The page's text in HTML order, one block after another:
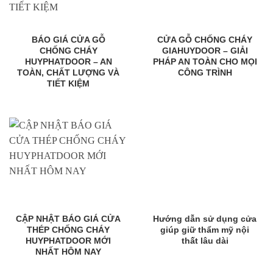
BÁO GIÁ CỬA GỖ
CHỐNG CHÁY
HUYPHATDOOR – AN
TOÀN, CHẤT LƯỢNG VÀ
TIẾT KIỆM
CỬA GỖ CHỐNG CHÁY
GIAHUYDOOR – GIẢI
PHÁP AN TOÀN CHO MỌI
CÔNG TRÌNH
CẬP NHẬT BÁO GIÁ CỬA
THÉP CHỐNG CHÁY
HUYPHATDOOR MỚI
NHẤT HÔM NAY
Hướng dẫn sử dụng cửa
giúp giữ thẩm mỹ nội
thất lâu dài